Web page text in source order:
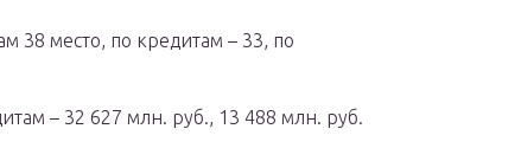
38 место, по кредитам – 33, по
– 32 627 млн. руб., 13 488 млн. руб.